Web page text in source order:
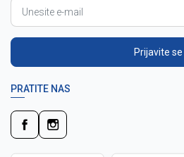
Prijavite se
PRATITE NAS